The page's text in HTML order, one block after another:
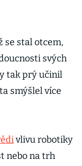
se stal otcem,
svých
tak prý učinil
smýšlel více
vlivu robotiky
nebo na trh